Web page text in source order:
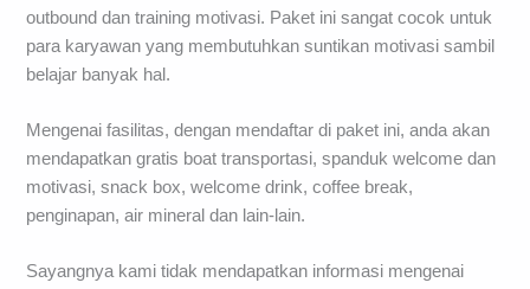
outbound dan training motivasi. Paket ini sangat cocok untuk
para karyawan yang membutuhkan suntikan motivasi sambil
belajar banyak hal.
Mengenai fasilitas, dengan mendaftar di paket ini, anda akan
mendapatkan gratis boat transportasi, spanduk welcome dan
motivasi, snack box, welcome drink, coffee break,
penginapan, air mineral dan lain-lain.
Sayangnya kami tidak mendapatkan informasi mengenai